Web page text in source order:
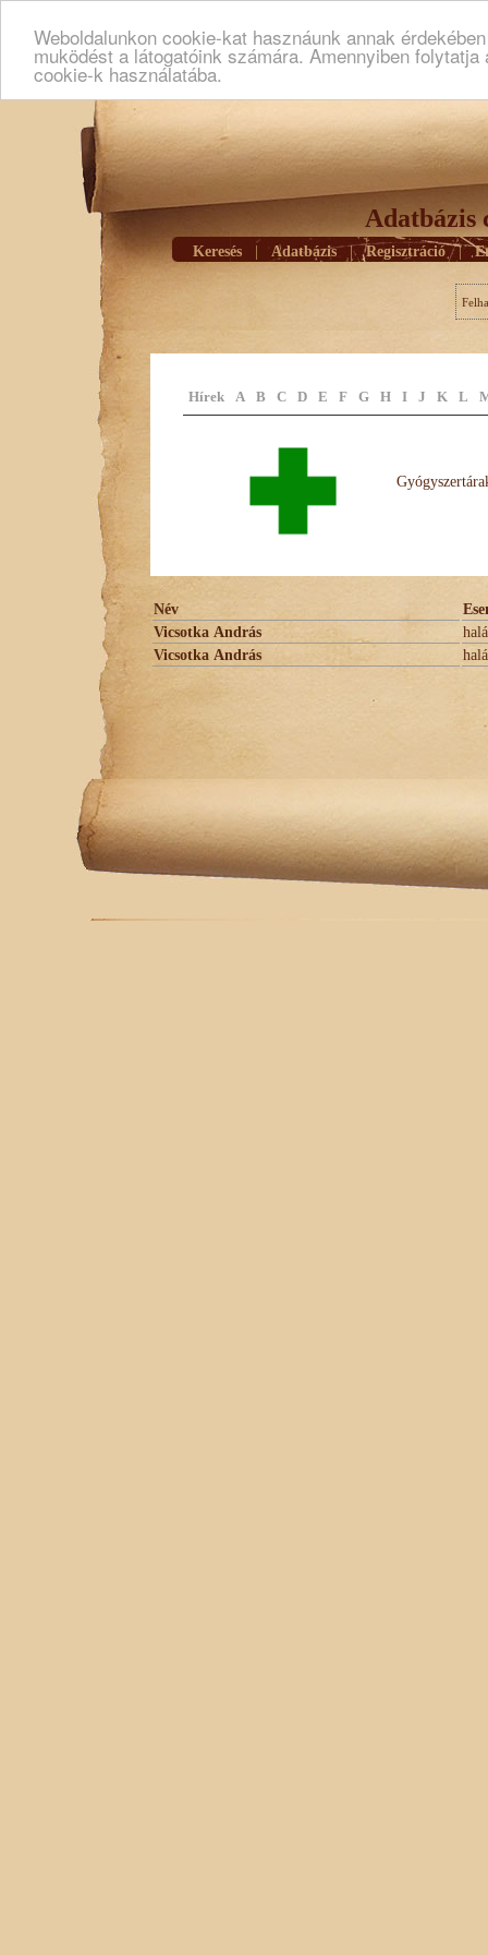
Weboldalunkon cookie-kat hasznáunk annak
muködést a látogatóink számára. Amennyiben
cookie-k használatába.
Adatbázis
Keresés Adatbázis | Regisztráció |
Hírek A B C D E F G H I J K L
Név
Vicsotka András
Vicsotka András